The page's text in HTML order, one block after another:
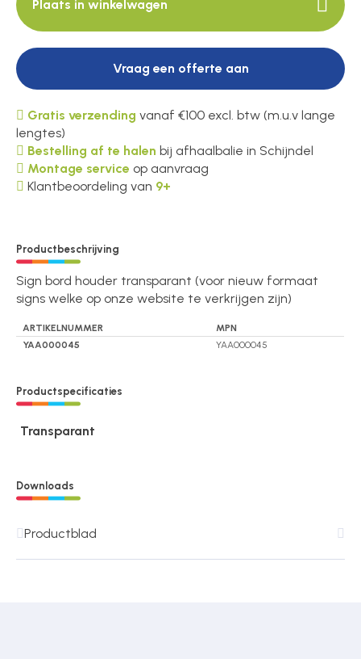
Plaats in winkelwagen
Vraag een offerte aan
Gratis verzending vanaf €100 excl. btw (m.u.v lange
lengtes)
Bestelling af te halen bij afhaalbalie in Schijndel
Montage service op aanvraag
Klantbeoordeling van 9+
Productbeschrijving
Sign bord houder transparant (voor nieuw formaat
signs welke op onze website te verkrijgen zijn)
ARTIKELNUMMER
MPN
YAA000045
YAA000045
Productspecificaties
Transparant
Downloads
Productblad